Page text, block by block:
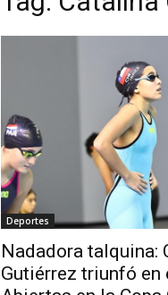
Deportes
Nadadora talquina:
Gutiérrez triunfó en